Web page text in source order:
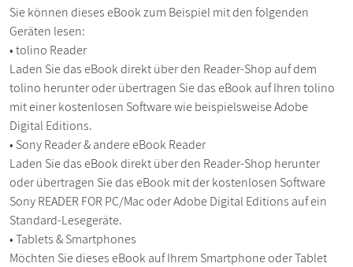
Sie können dieses eBook zum Beispiel mit den folgenden
Geräten lesen:
• tolino Reader
Laden Sie das eBook direkt über den Reader-Shop auf dem
tolino herunter oder übertragen Sie das eBook auf Ihren tolino
mit einer kostenlosen Software wie beispielsweise Adobe
Digital Editions.
• Sony Reader & andere eBook Reader
Laden Sie das eBook direkt über den Reader-Shop herunter
oder übertragen Sie das eBook mit der kostenlosen Software
Sony READER FOR PC/Mac oder Adobe Digital Editions auf ein
Standard-Lesegeräte.
• Tablets & Smartphones
Möchten Sie dieses eBook auf Ihrem Smartphone oder Tablet